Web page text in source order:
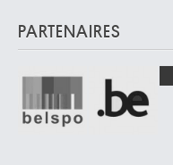
PARTENAIRES